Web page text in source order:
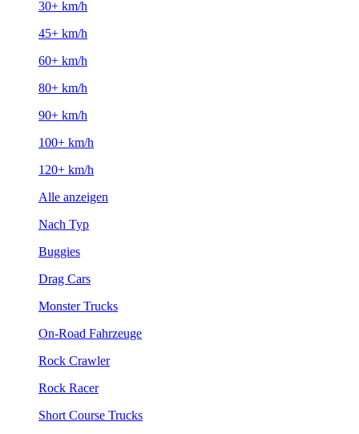
30+ km/h
45+ km/h
60+ km/h
80+ km/h
90+ km/h
100+ km/h
120+ km/h
Alle anzeigen
Nach Typ
Buggies
Drag Cars
Monster Trucks
On-Road Fahrzeuge
Rock Crawler
Rock Racer
Short Course Trucks